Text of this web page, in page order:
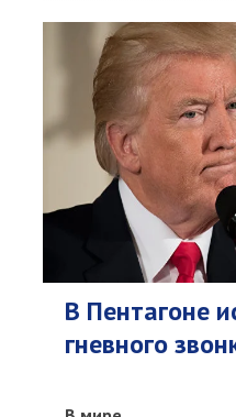
В Пентагоне
гневного